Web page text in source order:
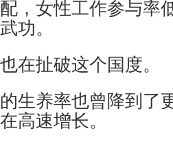
，女性工作参与率
功。
在扯破这个国度。
生养率也曾降到了
高速增长。